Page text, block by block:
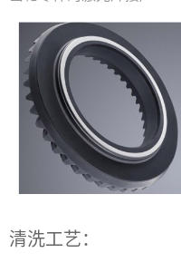
清洗工艺：